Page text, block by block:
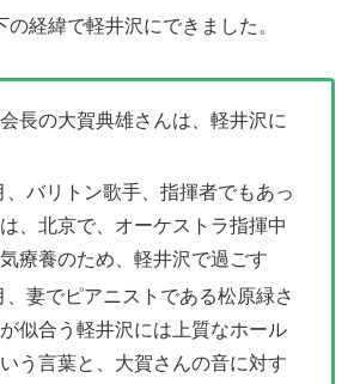
経緯で軽井沢にできました。
長の大賀典雄さんは、軽井沢に
、バリトン歌手、指揮者でもあっ
、北京で、オーケストラ指揮中
療養のため、軽井沢で過ごす
、妻でピアニストである松原緑さ
似合う軽井沢には上質なホール
う言葉と、大賀さんの音に対す